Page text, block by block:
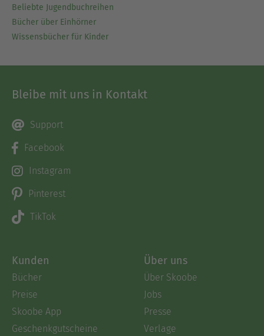
Beliebte Jugendbuchreihen
Bücher über Einhörner
Wissensbücher für Kinder
Bleibe mit uns in Kontakt
Support
Facebook
Instagram
Pinterest
TikTok
Kunden
Bücher
Preise
Skoobe App
Geschenkgutscheine
Über uns
Über Skoobe
Jobs
Presse
Verlage